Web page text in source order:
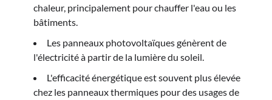
chaleur, principalement pour chauffer l'eau ou les
bâtiments.
Les panneaux photovoltaïques génèrent de
l'électricité à partir de la lumière du soleil.
L'efficacité énergétique est souvent plus élevée
chez les panneaux thermiques pour des usages de